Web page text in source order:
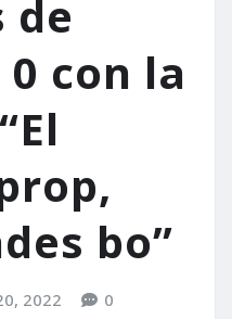
de
con la
bo”
2022 0